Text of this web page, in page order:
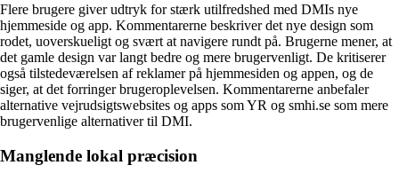
Flere brugere giver udtryk for stærk utilfredshed med DMIs nye
hjemmeside og app. Kommentarerne beskriver det nye design som
rodet, uoverskueligt og svært at navigere rundt på. Brugerne mener, at
det gamle design var langt bedre og mere brugervenligt. De kritiserer
også tilstedeværelsen af reklamer på hjemmesiden og appen, og de
siger, at det forringer brugeroplevelsen. Kommentarerne anbefaler
alternative vejrudsigtswebsites og apps som YR og smhi.se som mere
brugervenlige alternativer til DMI.
Manglende lokal præcision